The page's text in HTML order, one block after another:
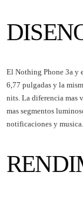
El Nothing Phone 3a y
6,77 pulgadas y la
nits. La diferencia mas
mas segmentos
notificaciones y